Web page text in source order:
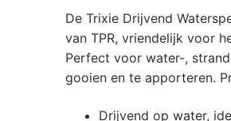
was:
€9.50.
is:
€7.50.
De Trixie Drijvend
van TPR, vriendelijk voor
Perfect voor water-,
gooien en te apporteren.
Drijvend op water,